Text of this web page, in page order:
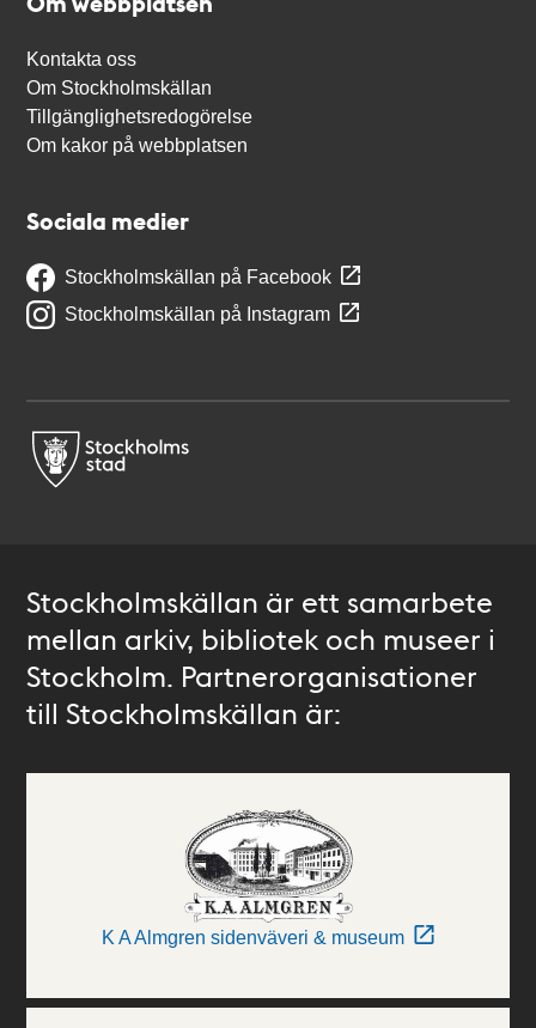
Kontakta oss
Om Stockholmskällan
Tillgänglighetsredogörelse
Om kakor på webbplatsen
Sociala medier
Stockholmskällan på Facebook
Stockholmskällan på Instagram
Stockholmskällan är ett samarbete
mellan arkiv, bibliotek och museer i
Stockholm. Partnerorganisationer
till Stockholmskällan är:
K A Almgren sidenväveri & museum